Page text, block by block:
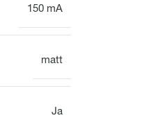
150 mA
matt
Ja